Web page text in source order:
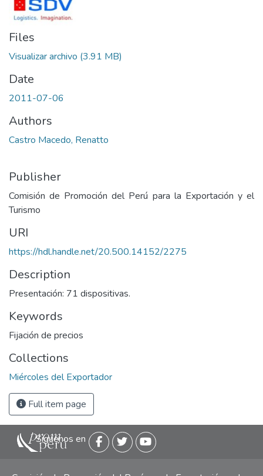
Files
Visualizar archivo (3.91 MB)
Date
2011-07-06
Authors
Castro Macedo, Renatto
Publisher
Comisión de Promoción del Perú para la Exportación y el
Turismo
URI
https://hdl.handle.net/20.500.14152/2275
Description
Presentación: 71 dispositivas.
Keywords
Fijación de precios
Collections
Miércoles del Exportador
Full item page
Siguenos en